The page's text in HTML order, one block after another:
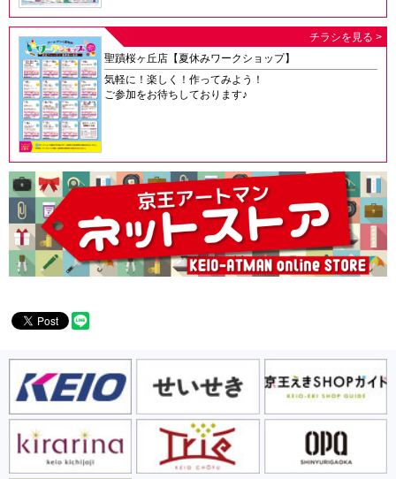
チラシを見る >
聖蹟桜ヶ丘店【夏休みワークショップ】
気軽に！楽しく！作ってみよう！
ご参加をお待ちしております♪